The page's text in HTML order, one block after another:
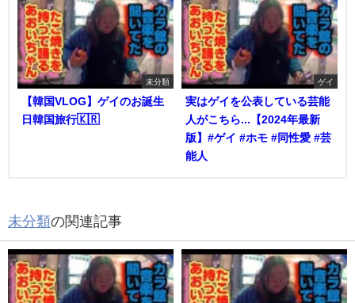
未分類
【韓国VLOG】ゲイのお誕生
日韓国旅行🇰🇷
ゲイ
実はゲイを公表している芸能
人がこちら...【2024年最新
版】#ゲイ #ホモ #同性愛 #芸
能人
未分類の関連記事